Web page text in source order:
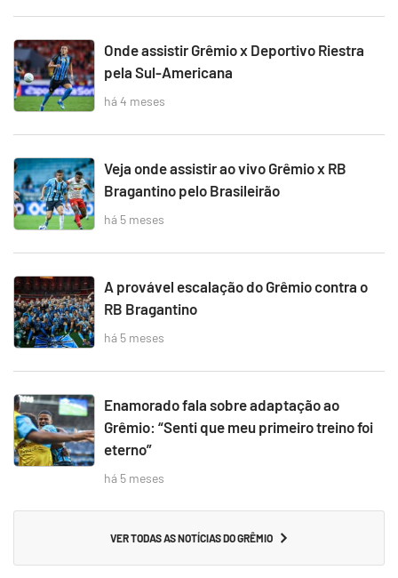
Onde assistir Grêmio x Deportivo Riestra
pela Sul-Americana
há 4 meses
Veja onde assistir ao vivo Grêmio x RB
Bragantino pelo Brasileirão
há 5 meses
A provável escalação do Grêmio contra o
RB Bragantino
há 5 meses
Enamorado fala sobre adaptação ao
Grêmio: “Senti que meu primeiro treino foi
eterno”
há 5 meses
VER TODAS AS NOTÍCIAS DO GRÊMIO